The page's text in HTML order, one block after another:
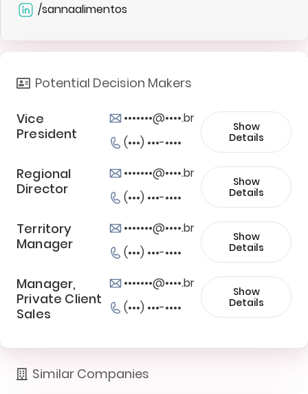
/sannaalimentos
Potential Decision Makers
Vice
President
•••••••@••••.br
(•••) •••-••••
Show
Details
Regional
Director
•••••••@••••.br
(•••) •••-••••
Show
Details
Territory
Manager
•••••••@••••.br
(•••) •••-••••
Show
Details
Manager,
Private Client
Sales
•••••••@••••.br
(•••) •••-••••
Show
Details
Similar Companies